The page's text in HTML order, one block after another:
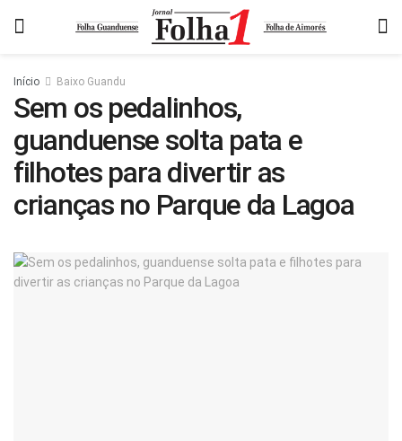
Início Baixo Guandu
Sem os pedalinhos,
guanduense solta pata e
filhotes para divertir as
crianças no Parque da Lagoa